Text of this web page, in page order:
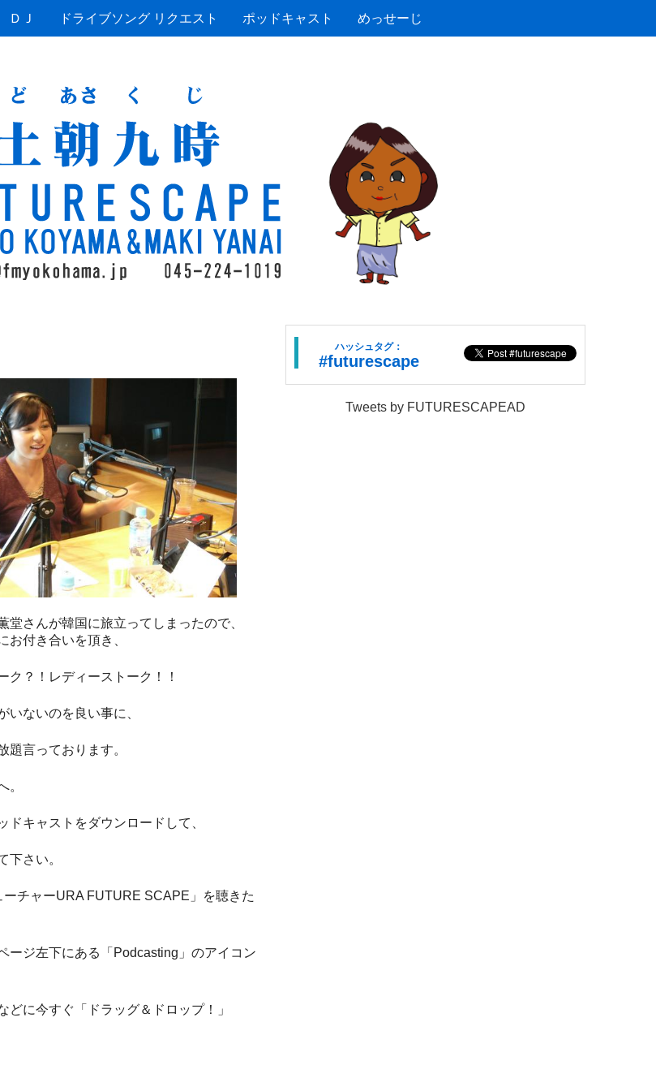
ＤＪ ドライブソング リクエスト ポッドキャスト めっせーじ
堂さんが韓国に旅立ってしまったので、
お付き合いを頂き、
ク？！レディーストーク！！
いないのを良い事に、
題言っております。
。
ドキャストをダウンロードして、
下さい。
ーチャーURA FUTURE SCAPE」を聴きた
ージ左下にある「Podcasting」のアイコン
どに今すぐ「ドラッグ＆ドロップ！」
ハッシュタグ：
#futurescape
Tweets by FUTURESCAPEAD